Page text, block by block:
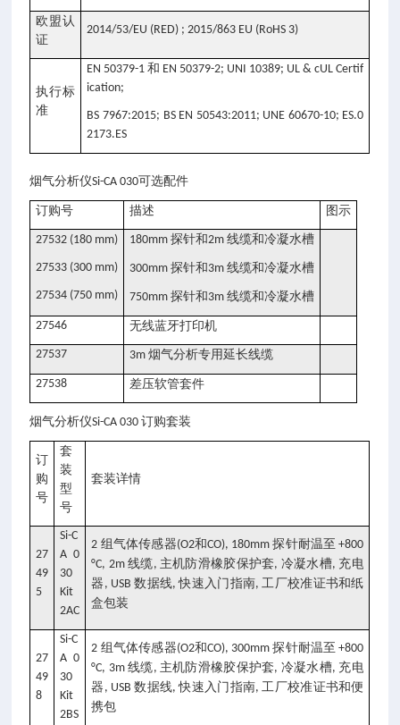
欧盟认
证
2014/53/EU (RED) ; 2015/863 EU (RoHS 3)
执行标
准
EN 50379-1和 EN 50379-2; UNI 10389; UL & cUL Certif
ication;
BS 7967:2015; BS EN 50543:2011; UNE 60670-10; ES.0
2173.ES
烟气分析仪Si-CA 030可选配件
订购号 描述 图示
27532 (180 mm)
27533 (300 mm)
27534 (750 mm)
180mm探针和2m线缆和冷凝水槽
300mm探针和 3m线缆和冷凝水槽
750mm探针和 3m线缆和冷凝水槽
27546 无线蓝牙打印机
27537 3m烟气分析专用延长线缆
27538 差压软管套件
烟气分析仪Si-CA 030订购套装
订
购
号
套
装
型
号
套装详情
27
49
5
Si-C
A 0
30
Kit
2AC
2 组气体传感器(O2和CO), 180mm探针耐温至 +800
°C, 2m线缆, 主机防滑橡胶保护套, 冷凝水槽, 充电
器 , USB数据线,快速入门指南,工厂校准证书和纸
盒包装
27
49
8
Si-C
A 0
30
Kit
2BS
2 组气体传感器(O2和CO), 300mm探针耐温至 +800
°C, 3m线缆, 主机防滑橡胶保护套, 冷凝水槽, 充电
器 , USB数据线,快速入门指南,工厂校准证书和便
携包